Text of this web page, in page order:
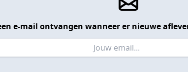
e-mail ontvangen wanneer er nieuwe